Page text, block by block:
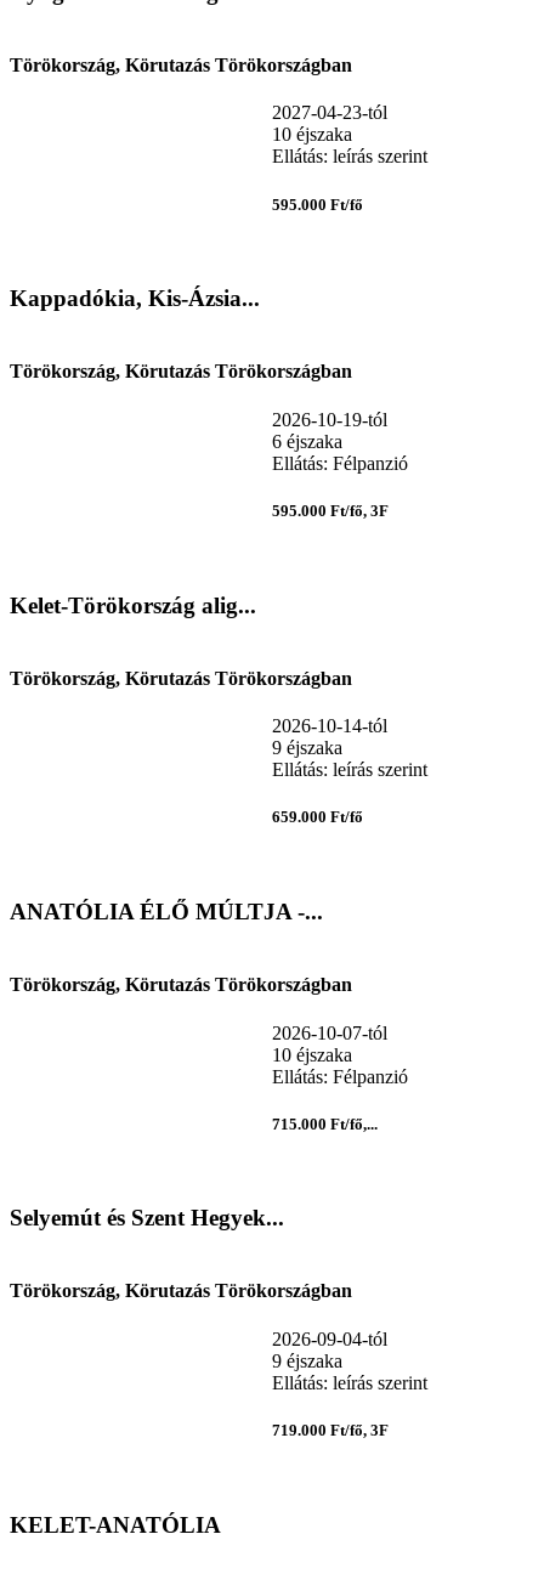
Törökország, Körutazás Törökországban
2027-04-23-tól
10 éjszaka
Ellátás: leírás szerint
595.000 Ft/fő
Kappadókia, Kis-Ázsia...
Törökország, Körutazás Törökországban
2026-10-19-tól
6 éjszaka
Ellátás: Félpanzió
595.000 Ft/fő, 3F
Kelet-Törökország alig...
Törökország, Körutazás Törökországban
2026-10-14-tól
9 éjszaka
Ellátás: leírás szerint
659.000 Ft/fő
ANATÓLIA ÉLŐ MÚLTJA -...
Törökország, Körutazás Törökországban
2026-10-07-tól
10 éjszaka
Ellátás: Félpanzió
715.000 Ft/fő,...
Selyemút és Szent Hegyek...
Törökország, Körutazás Törökországban
2026-09-04-tól
9 éjszaka
Ellátás: leírás szerint
719.000 Ft/fő, 3F
KELET-ANATÓLIA